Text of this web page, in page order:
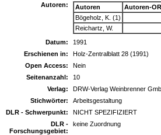
Autoren:
Autoren
Autoren-
Bögeholz, K. (1)
Reichartz, W.
Datum:
1991
Erschienen in:
Holz-Zentralblatt 28 (1991)
Open Access:
Nein
Seitenanzahl:
10
Verlag:
DRW-Verlag Weinbrenner
Stichwörter:
Arbeitsgestaltung
DLR - Schwerpunkt:
NICHT SPEZIFIZIERT
DLR -
Forschungsgebiet:
keine Zuordnung